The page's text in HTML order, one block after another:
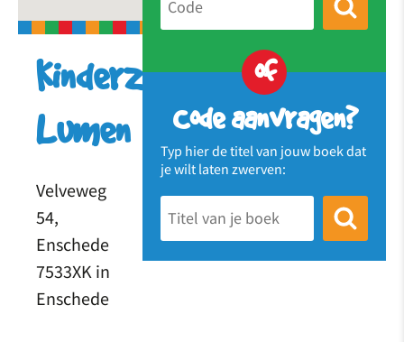
of
Code aanvragen?
Typ hier de titel van jouw boek dat
je wilt laten zwerven:
Kinderzwerfboekenkast
Lumen
Velveweg
54,
Enschede
7533XK in
Enschede